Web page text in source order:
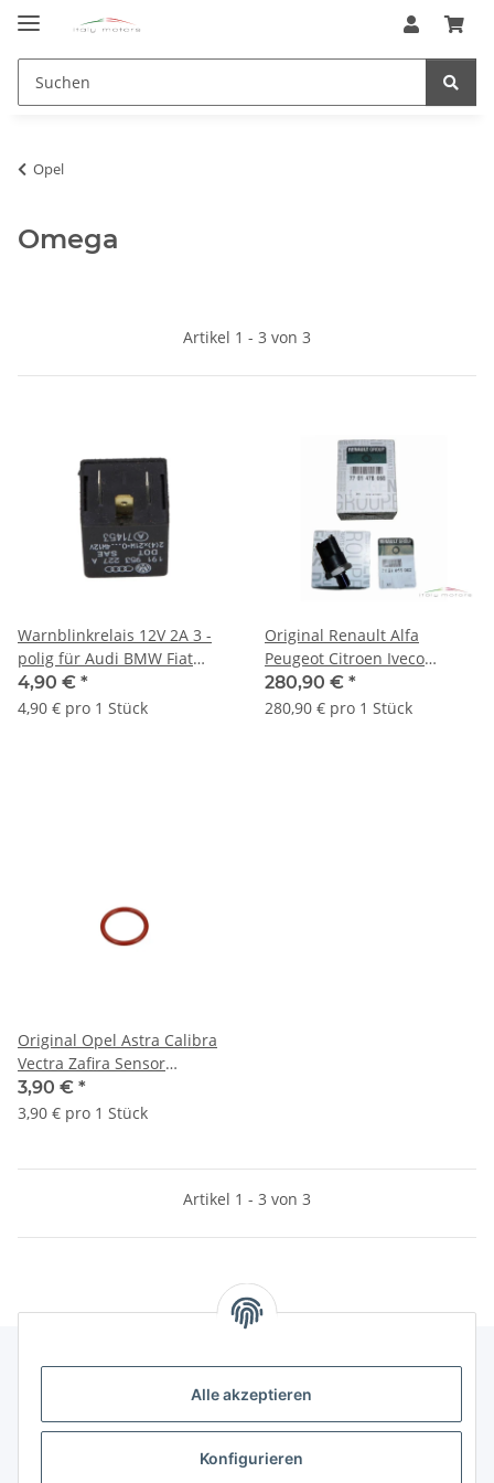
Alle akzeptieren
Konfigurieren
Opel
Omega
Artikel 1 - 3 von 3
Warnblinkrelais 12V 2A 3 -
polig für Audi BMW Fiat
Ford Lancia
4,90 € *
4,90 € pro 1 Stück
Original Renault Alfa
Peugeot Citroen Iveco
Kraftstoffdrucksensor
7701478058
280,90 € *
280,90 € pro 1 Stück
Original Opel Astra Calibra
Vectra Zafira Sensor
Motorölstand 0542913
3,90 € *
3,90 € pro 1 Stück
Artikel 1 - 3 von 3